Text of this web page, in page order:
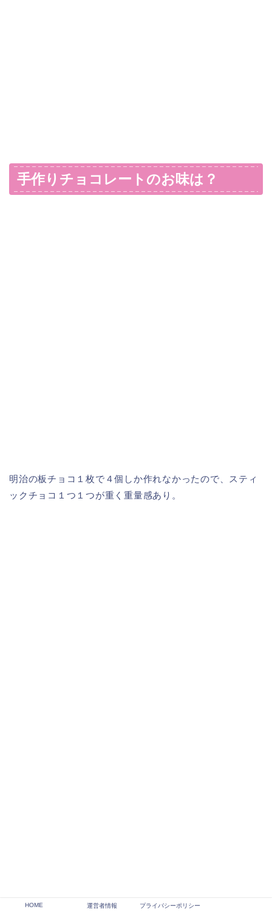
手作りチョコレートのお味は？
明治の板チョコ１枚で４個しか作れなかったので、スティ
ックチョコ１つ１つが重く重量感あり。
材料が板チョコだけだと、固くて食べれなくなる率が高い
HOME 運営者情報 プライバシーポリシー